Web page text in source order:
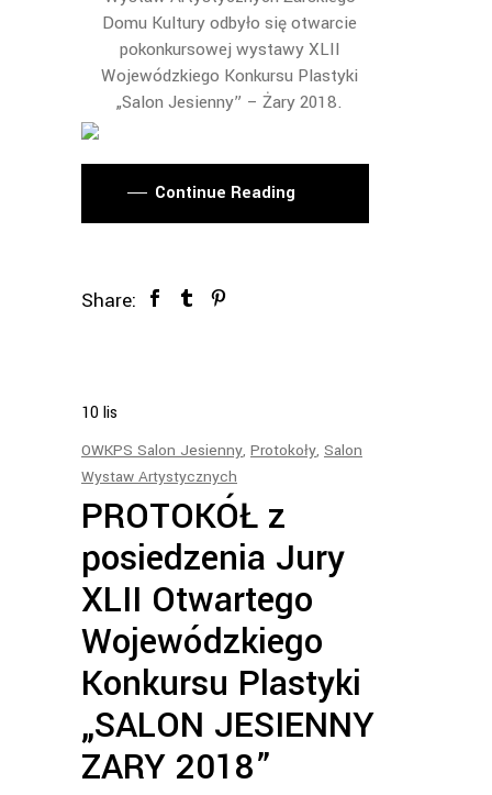
Domu Kultury odbyło się otwarcie
pokonkursowej wystawy XLII
Wojewódzkiego Konkursu Plastyki
„Salon Jesienny” – Żary 2018.
Continue Reading
Share:
10lis
OWKPS Salon Jesienny, Protokoły, Salon
Wystaw Artystycznych
PROTOKÓŁ z
posiedzenia Jury
XLII Otwartego
Wojewódzkiego
Konkursu Plastyki
„SALON JESIENNY
ZARY 2018”